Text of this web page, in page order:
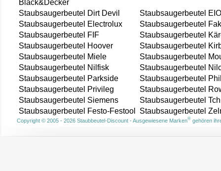
Black&Decker
Staubsaugerbeutel Dirt Devil
Staubsaugerbeutel
Staubsaugerbeutel Electrolux
Staubsaugerbeutel
Staubsaugerbeutel FIF
Staubsaugerbeutel
Staubsaugerbeutel Hoover
Staubsaugerbeutel
Staubsaugerbeutel Miele
Staubsaugerbeutel
Staubsaugerbeutel Nilfisk
Staubsaugerbeutel
Staubsaugerbeutel Parkside
Staubsaugerbeutel
Staubsaugerbeutel Privileg
Staubsaugerbeutel
Staubsaugerbeutel Siemens
Staubsaugerbeutel
Staubsaugerbeutel Festo-Festool
Staubsaugerbeutel
Copyright © 2005 - 2026 Staubbeutel-Discount - Ausgewiesene Marken®gehören